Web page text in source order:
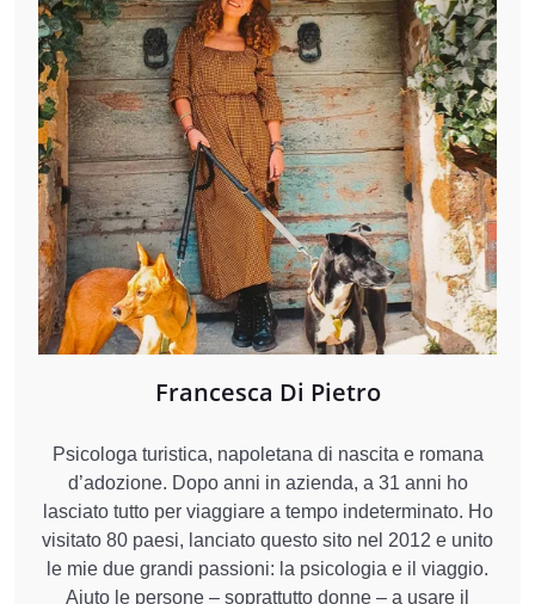
Francesca Di Pietro
Psicologa turistica, napoletana di nascita e romana
d’adozione. Dopo anni in azienda, a 31 anni ho
lasciato tutto per viaggiare a tempo indeterminato. Ho
visitato 80 paesi, lanciato questo sito nel 2012 e unito
le mie due grandi passioni: la psicologia e il viaggio.
Aiuto le persone – soprattutto donne – a usare il